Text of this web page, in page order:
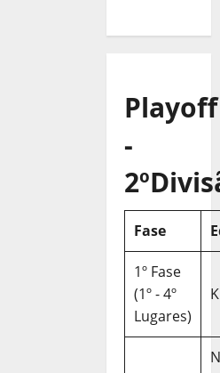
Playoff
-
Fase
1º Fase
(1º - 4º
Lugares)